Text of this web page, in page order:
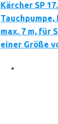
Kärcher SP
Tauchpumpe,
max. 7 m, für
einer Größe